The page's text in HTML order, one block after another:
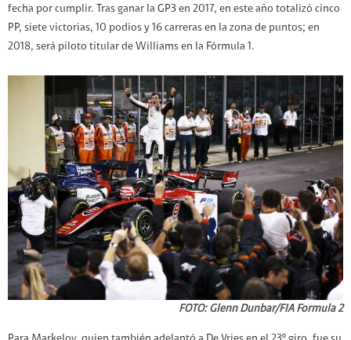
fecha por cumplir. Tras ganar la GP3 en 2017, en este año totalizó cinco
PP, siete victorias, 10 podios y 16 carreras en la zona de puntos; en
2018, será piloto titular de Williams en la Fórmula 1.
FOTO: Glenn Dunbar/FIA Formula 2